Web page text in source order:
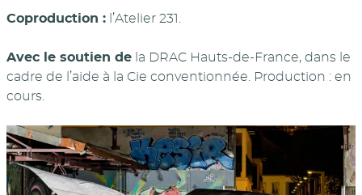
Coproduction : l’Atelier 231.
Avec le soutien de la DRAC Hauts-de-France, dans le
cadre de l’aide à la Cie conventionnée. Production : en
cours.